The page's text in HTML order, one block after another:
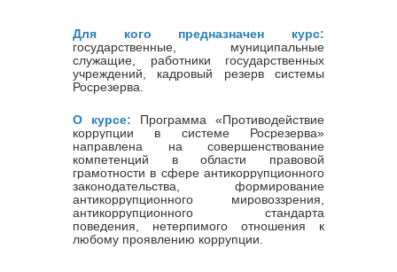
Для кого предназначен курс:
государственные, муниципальные
служащие, работники государственных
учреждений, кадровый резерв системы
Росрезерва.
О курсе: Программа «Противодействие
коррупции в системе Росрезерва»
направлена на совершенствование
компетенций в области правовой
грамотности в сфере антикоррупционного
законодательства, формирование
антикоррупционного мировоззрения,
антикоррупционного стандарта
поведения, нетерпимого отношения к
любому проявлению коррупции.